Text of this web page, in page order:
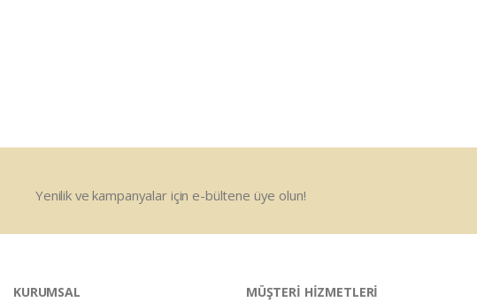
Yenilik ve kampanyalar için e-bültene üye olun!
KURUMSAL
MÜŞTERİ HİZMETLERİ